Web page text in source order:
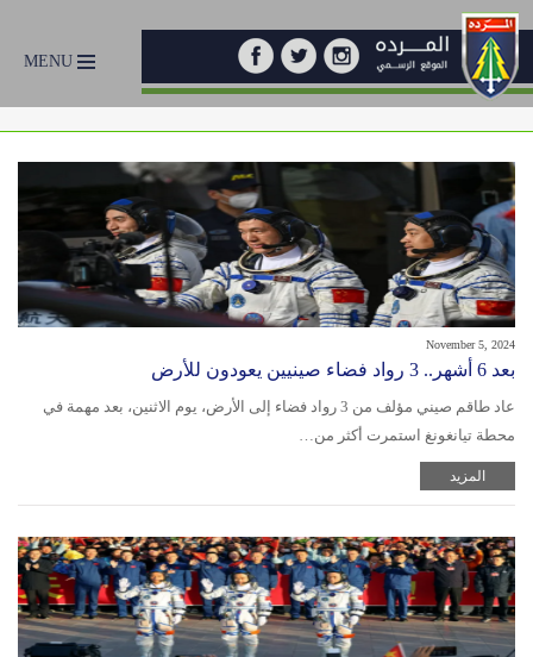
MENU
November 5, 2024
بعد 6 أشهر.. 3 رواد فضاء صينيين يعودون للأرض
عاد طاقم صيني مؤلف من 3 رواد فضاء إلى الأرض، يوم الاثنين، بعد مهمة في
محطة تيانغونغ استمرت أكثر من…
المزيد